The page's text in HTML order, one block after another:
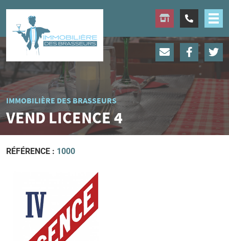
IMMOBILIÈRE DES BRASSEURS
VEND LICENCE 4
RÉFÉRENCE : 1000